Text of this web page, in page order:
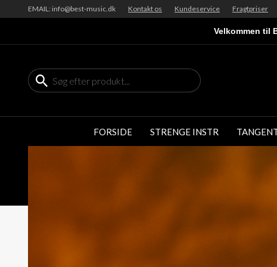
EMAIL: info@best-music.dk Kontakt os Kundeservice Fragtpriser
Velkommen til
FORSIDE STRENGE INSTR